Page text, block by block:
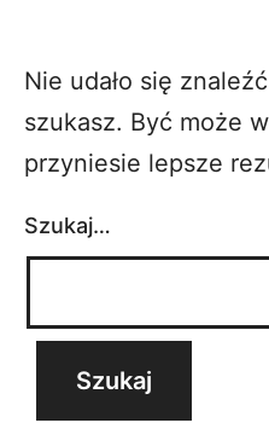
Nie udało się
szukasz. Być może
przyniesie lepsze
Szukaj…